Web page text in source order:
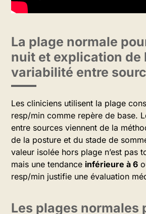
La plage normale
nuit et explication de
variabilité entre
Les cliniciens utilisent la plage
resp/min comme repère de base.
entre sources viennent de la
de la posture et du stade de
valeur isolée hors plage n’est pas
mais une tendance inférieure à 6
resp/min justifie une évaluation
Les plages normales